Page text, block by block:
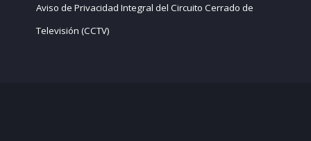
Aviso de Privacidad Integral del Circuito Cerrado de
Televisión (CCTV)